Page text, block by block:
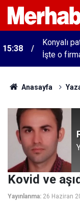
15:38
Konyalı
İşte o
Anasayfa
Kovid ve
Yayınlanma: 26 Haziran